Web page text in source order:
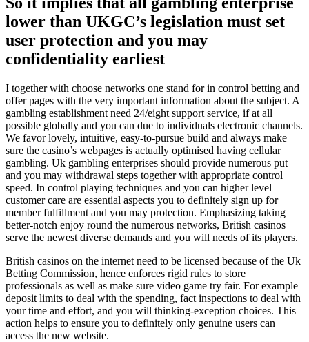
lower than UKGC’s legislation must set
user protection and you may
confidentiality earliest
I together with choose networks one stand for in control betting and
offer pages with the very important information about the subject. A
gambling establishment need 24/eight support service, if at all
possible globally and you can due to individuals electronic channels.
We favor lovely, intuitive, easy-to-pursue build and always make
sure the casino’s webpages is actually optimised having cellular
gambling. Uk gambling enterprises should provide numerous put
and you may withdrawal steps together with appropriate control
speed. In control playing techniques and you can higher level
customer care are essential aspects you to definitely sign up for
member fulfillment and you may protection. Emphasizing taking
better-notch enjoy round the numerous networks, British casinos
serve the newest diverse demands and you will needs of its players.
British casinos on the internet need to be licensed because of the Uk
Betting Commission, hence enforces rigid rules to store
professionals as well as make sure video game try fair. For example
deposit limits to deal with the spending, fact inspections to deal with
your time and effort, and you will thinking-exception choices. This
action helps to ensure you to definitely only genuine users can
access the new website.